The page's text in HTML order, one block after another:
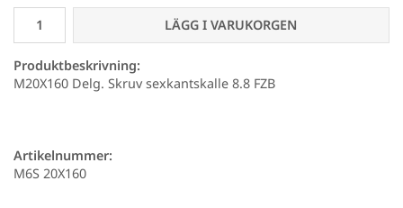
LÄGG I VARUKORGEN
Produktbeskrivning:
M20X160 Delg. Skruv sexkantskalle 8.8 FZB
Artikelnummer:
M6S 20X160